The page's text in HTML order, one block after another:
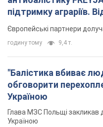
підтримку аграріїв.
Європейські партнери
годину тому 9,4 т.
"Балістика вбиває
обговорити
Україною
Глава МЗС Польщі закликав
Україною